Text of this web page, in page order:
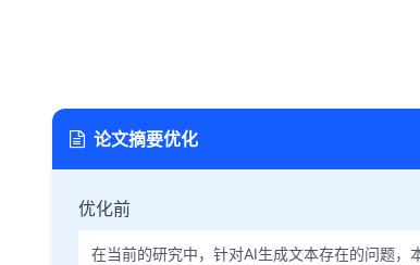
论文摘要优化
优化前
在当前的研究中，针对AI生成文本存在的问题，